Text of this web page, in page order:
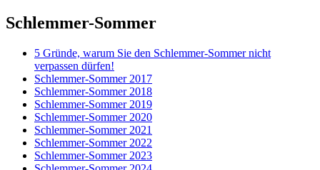
Schlemmer-Sommer
5 Gründe, warum Sie den Schlemmer-Sommer nicht
verpassen dürfen!
Schlemmer-Sommer 2017
Schlemmer-Sommer 2018
Schlemmer-Sommer 2019
Schlemmer-Sommer 2020
Schlemmer-Sommer 2021
Schlemmer-Sommer 2022
Schlemmer-Sommer 2023